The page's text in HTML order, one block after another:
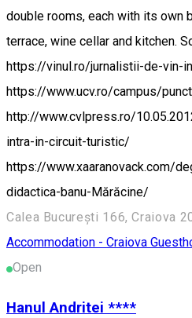
double rooms, each with its own
terrace, wine cellar and kitchen.
https://vinul.ro/jurnalistii-de-vin-
https://www.ucv.ro/campus/
http://www.cvlpress.ro/
intra-in-circuit-turistic/
https://www.xaaranovack.com/
didactica-banu-Mărăcine/
Calea București 166, Craiova
Accommodation - Craiova
Open
Hanul Andritei ****